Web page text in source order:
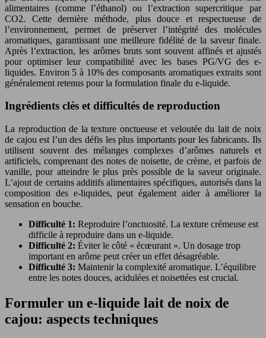
alimentaires (comme l’éthanol) ou l’extraction supercritique par
CO2. Cette dernière méthode, plus douce et respectueuse de
l’environnement, permet de préserver l’intégrité des molécules
aromatiques, garantissant une meilleure fidélité de la saveur finale.
Après l’extraction, les arômes bruts sont souvent affinés et ajustés
pour optimiser leur compatibilité avec les bases PG/VG des e-
liquides. Environ 5 à 10% des composants aromatiques extraits sont
généralement retenus pour la formulation finale du e-liquide.
Ingrédients clés et difficultés de reproduction
La reproduction de la texture onctueuse et veloutée du lait de noix
de cajou est l’un des défis les plus importants pour les fabricants. Ils
utilisent souvent des mélanges complexes d’arômes naturels et
artificiels, comprenant des notes de noisette, de crème, et parfois de
vanille, pour atteindre le plus près possible de la saveur originale.
L’ajout de certains additifs alimentaires spécifiques, autorisés dans la
composition des e-liquides, peut également aider à améliorer la
sensation en bouche.
Difficulté 1: Reproduire l’onctuosité. La texture crémeuse est
difficile à reproduire dans un e-liquide.
Difficulté 2: Éviter le côté « écœurant ». Un dosage trop
important en arôme peut créer un effet désagréable.
Difficulté 3: Maintenir la complexité aromatique. L’équilibre
entre les notes douces, acidulées et noisettées est crucial.
Formuler un e-liquide lait de noix de
cajou: aspects techniques